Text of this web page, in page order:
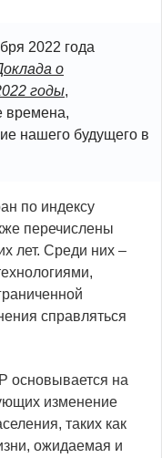
2022 года
о
годы,
времена,
нашего будущего в
по индексу
перечислены
лет. Среди них –
справляться
основывается на
изменение
таких как
ожидаемая и